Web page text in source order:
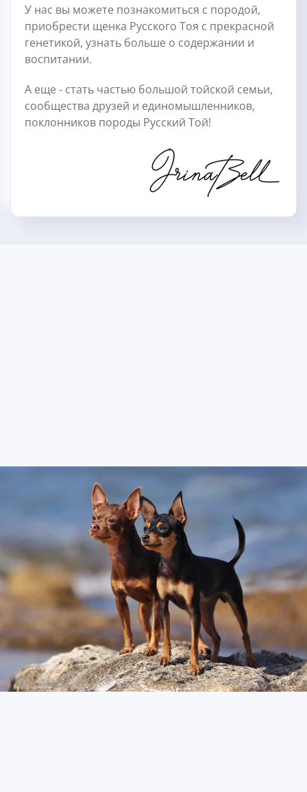
У нас вы можете познакомиться с породой,
приобрести щенка Русского Тоя с прекрасной
генетикой, узнать больше о содержании и
воспитании.
А еще - стать частью большой тойской семьи,
сообщества друзей и единомышленников,
поклонников породы Русский Той!